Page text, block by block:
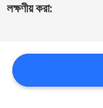
উদ্ধৃতির
লক্ষণীয় করা: